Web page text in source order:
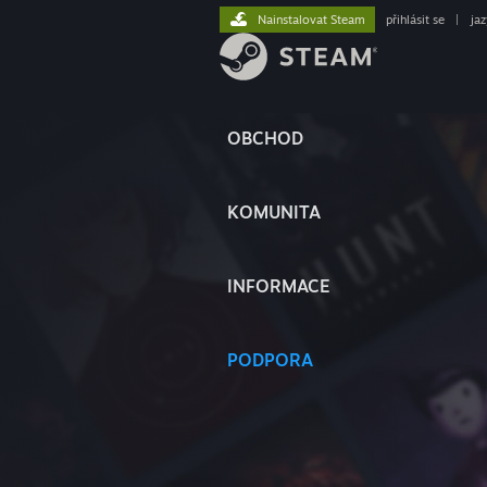
OBCHOD
KOMUNITA
INFORMACE
PODPORA
Nainstalovat Steam přihlásit se